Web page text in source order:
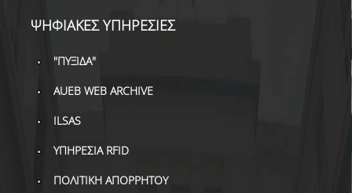
ΨΗΦΙΑΚΕΣ ΥΠΗΡΕΣΙΕΣ
"ΠΥΞΙΔΑ"
AUEB WEB ARCHIVE
ILSAS
ΥΠΗΡΕΣΙΑ RFID
ΠΟΛΙΤΙΚΗ ΑΠΟΡΡΗΤΟΥ